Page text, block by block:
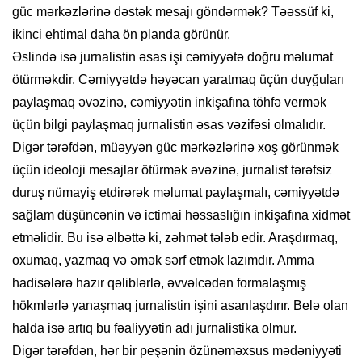
güc mərkəzlərinə dəstək mesajı göndərmək? Təəssüf ki,
ikinci ehtimal daha ön planda görünür.
Əslində isə jurnalistin əsas işi cəmiyyətə doğru məlumat
ötürməkdir. Cəmiyyətdə həyəcan yaratmaq üçün duyğuları
paylaşmaq əvəzinə, cəmiyyətin inkişafına töhfə vermək
üçün bilgi paylaşmaq jurnalistin əsas vəzifəsi olmalıdır.
Digər tərəfdən, müəyyən güc mərkəzlərinə xoş görünmək
üçün ideoloji mesajlar ötürmək əvəzinə, jurnalist tərəfsiz
duruş nümayiş etdirərək məlumat paylaşmalı, cəmiyyətdə
sağlam düşüncənin və ictimai həssaslığın inkişafına xidmət
etməlidir. Bu isə əlbəttə ki, zəhmət tələb edir. Araşdırmaq,
oxumaq, yazmaq və əmək sərf etmək lazımdır. Amma
hadisələrə hazır qəliblərlə, əvvəlcədən formalaşmış
hökmlərlə yanaşmaq jurnalistin işini asanlaşdırır. Belə olan
halda isə artıq bu fəaliyyətin adı jurnalistika olmur.
Digər tərəfdən, hər bir peşənin özünəməxsus mədəniyyəti